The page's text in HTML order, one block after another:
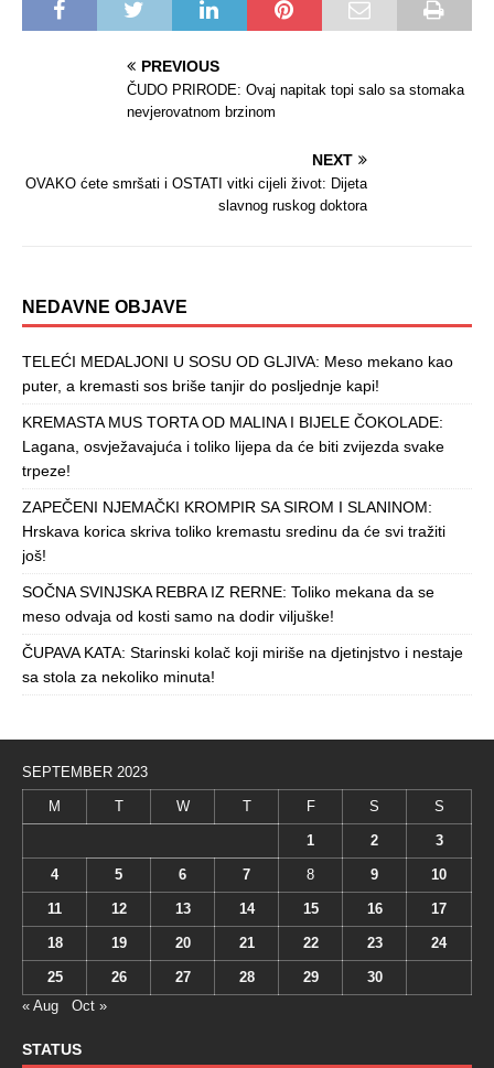
PREVIOUS
ČUDO PRIRODE: Ovaj napitak topi salo sa stomaka
nevjerovatnom brzinom
NEXT
OVAKO ćete smršati i OSTATI vitki cijeli život: Dijeta
slavnog ruskog doktora
NEDAVNE OBJAVE
TELEĆI MEDALJONI U SOSU OD GLJIVA: Meso mekano kao
puter, a kremasti sos briše tanjir do posljednje kapi!
KREMASTA MUS TORTA OD MALINA I BIJELE ČOKOLADE:
Lagana, osvježavajuća i toliko lijepa da će biti zvijezda svake
trpeze!
ZAPEČENI NJEMAČKI KROMPIR SA SIROM I SLANINOM:
Hrskava korica skriva toliko kremastu sredinu da će svi tražiti
još!
SOČNA SVINJSKA REBRA IZ RERNE: Toliko mekana da se
meso odvaja od kosti samo na dodir viljuške!
ČUPAVA KATA: Starinski kolač koji miriše na djetinjstvo i nestaje
sa stola za nekoliko minuta!
SEPTEMBER 2023
M T W T F S S
1 2 3
4 5 6 7 8 9 10
11 12 13 14 15 16 17
18 19 20 21 22 23 24
25 26 27 28 29
30
« Aug
Oct »
STATUS